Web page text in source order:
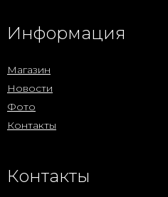
Информация
Магазин
Новости
Фото
Контакты
Контакты